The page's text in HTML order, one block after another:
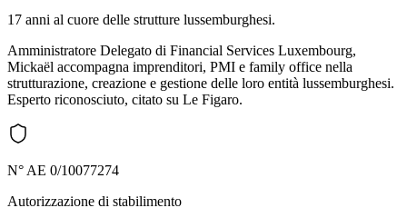
17 anni al cuore delle strutture lussemburghesi.
Amministratore Delegato di Financial Services Luxembourg,
Mickaël accompagna imprenditori, PMI e family office nella
strutturazione, creazione e gestione delle loro entità lussemburghesi.
Esperto riconosciuto, citato su Le Figaro.
N° AE 0/10077274
Autorizzazione di stabilimento